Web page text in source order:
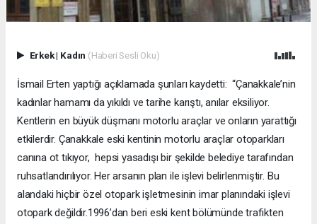
Erkek| Kadın (Haberi Sesli Oku)
İsmail Erten yaptığı açıklamada şunları kaydetti: “Çanakkale’nin
kadınlar hamamı da yıkıldı ve tarihe karıştı, anılar eksiliyor.
Kentlerin en büyük düşmanı motorlu araçlar ve onların yarattığı
etkilerdir. Çanakkale eski kentinin motorlu araçlar otoparkları
canına ot tıkıyor, hepsi yasadışı bir şekilde belediye tarafından
ruhsatlandırılıyor. Her arsanın plan ile işlevi belirlenmiştir. Bu
alandaki hiçbir özel otopark işletmesinin imar planındaki işlevi
otopark değildir.1996’dan beri eski kent bölümünde trafikten